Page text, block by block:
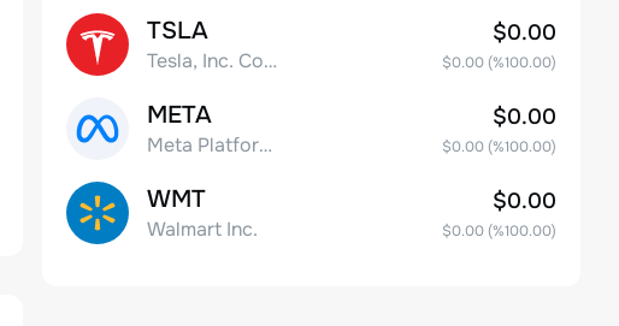
TSLA
Tesla, Inc. Common Stock
$0.00
$0.00(%100.00)
META
Meta Platforms, Inc. Class A Common Stock
$0.00
$0.00(%100.00)
WMT
Walmart Inc.
$0.00
$0.00(%100.00)